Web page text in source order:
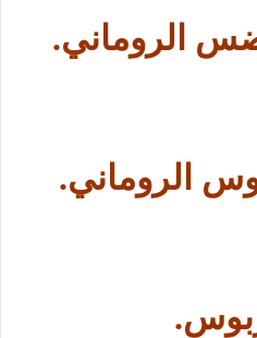
الروماني.
الروماني.